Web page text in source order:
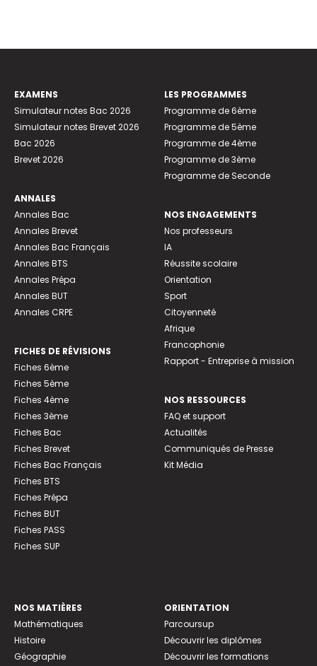
EXAMENS
Simulateur notes Bac 2026
Simulateur notes Brevet 2026
Bac 2026
Brevet 2026
ANNALES
Annales Bac
Annales Brevet
Annales Bac Français
Annales BTS
Annales Prépa
Annales BUT
Annales CRPE
FICHES DE RÉVISIONS
Fiches 6ème
Fiches 5ème
Fiches 4ème
Fiches 3ème
Fiches Bac
Fiches Brevet
Fiches Bac Français
Fiches BTS
Fiches Prépa
Fiches BUT
Fiches PASS
Fiches SUP
LES PROGRAMMES
Programme de 6ème
Programme de 5ème
Programme de 4ème
Programme de 3ème
Programme de Seconde
NOS ENGAGEMENTS
Nos professeurs
IA
Réussite scolaire
Orientation
Sport
Citoyenneté
Afrique
Francophonie
Rapport - Entreprise à mission
NOS RESSOURCES
FAQ et support
Actualités
Communiqués de Presse
Kit Média
NOS MATIÈRES
Mathématiques
Histoire
Géographie
ORIENTATION
Parcoursup
Découvrir les diplômes
Découvrir les formations